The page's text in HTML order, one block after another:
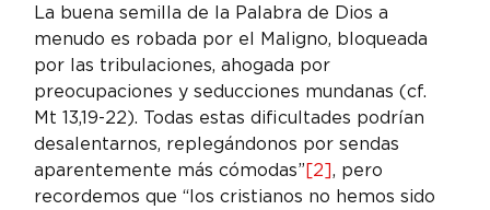
La buena semilla de la Palabra de Dios a
menudo es robada por el Maligno, bloqueada
por las tribulaciones, ahogada por
preocupaciones y seducciones mundanas (cf.
Mt 13,19-22). Todas estas dificultades podrían
desalentarnos, replegándonos por sendas
aparentemente más cómodas”[2], pero
recordemos que “los cristianos no hemos sido